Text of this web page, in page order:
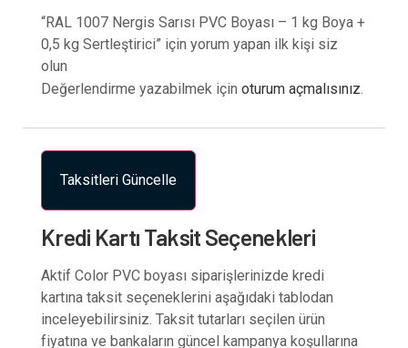
“RAL 1007 Nergis Sarısı PVC Boyası – 1 kg Boya +
0,5 kg Sertleştirici” için yorum yapan ilk kişi siz
olun
Değerlendirme yazabilmek için oturum açmalısınız.
Taksitleri Güncelle
Kredi Kartı Taksit Seçenekleri
Aktif Color PVC boyası siparişlerinizde kredi
kartına taksit seçeneklerini aşağıdaki tablodan
inceleyebilirsiniz. Taksit tutarları seçilen ürün
fiyatına ve bankaların güncel kampanya koşullarına